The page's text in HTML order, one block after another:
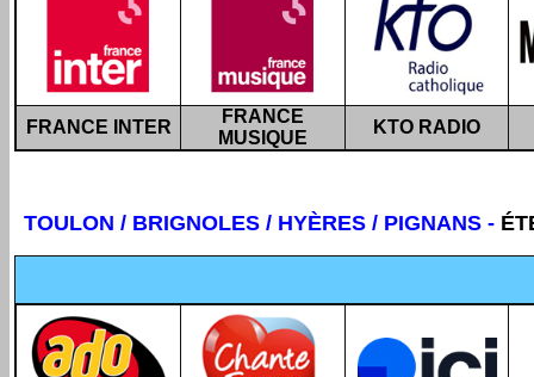
FRANCE INTER
FRANCE
MUSIQUE
KTO RADIO
TOULON / BRIGNOLES / HYÈRES / PIGNANS -